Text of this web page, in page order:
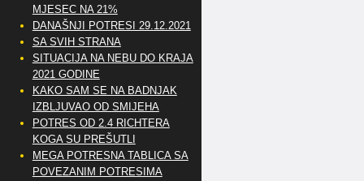
MJESEC NA 21%
DANAŠNJI POTRESI 29.12.2021
SA SVIH STRANA
SITUACIJA NA NEBU DO KRAJA
2021 GODINE
KAKO SAM SE NA BADNJAK
IZBLJUVAO OD SMIJEHA
POTRES OD 2.4 RICHTERA
KOGA SU PREŠUTLI
MEGA POTRESNA TABLICA SA
POVEZANIM POTRESIMA